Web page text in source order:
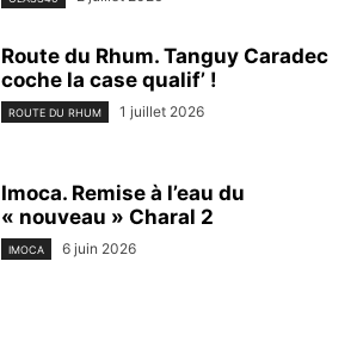
Route du Rhum. Tanguy Caradec
coche la case qualif’ !
ROUTE DU RHUM 1 juillet 2026
Imoca. Remise à l’eau du
« nouveau » Charal 2
IMOCA 6 juin 2026